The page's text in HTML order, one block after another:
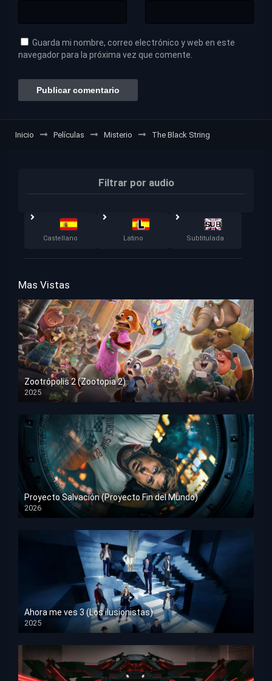
Guarda mi nombre, correo electrónico y web en este
navegador para la próxima vez que comente.
Inicio Películas Misterio The Black String
Filtrar por audio
Castellano Latino Subtitulada
Mas Vistas
Zootrópolis 2 (Zootopia 2)
2025
HD 1080p
Proyecto Salvación (Proyecto Fin del Mundo)
2026
HD 1080p
Ahora me ves 3 (Los ilusionistas)
2025
HD 1080p